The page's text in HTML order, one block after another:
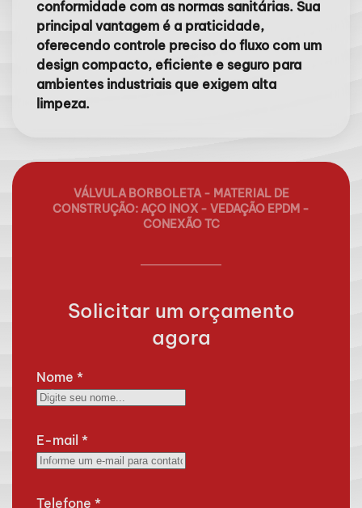
conformidade com as normas sanitárias. Sua
principal vantagem é a praticidade,
oferecendo controle preciso do fluxo com um
design compacto, eficiente e seguro para
ambientes industriais que exigem alta
limpeza.
VÁLVULA BORBOLETA - MATERIAL DE
CONSTRUÇÃO: AÇO INOX - VEDAÇÃO EPDM -
CONEXÃO TC
Solicitar um orçamento
agora
Nome *
E-mail *
Telefone *